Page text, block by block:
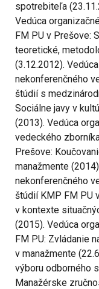
spotrebiteľa
Vedúca
FM PU v Prešove:
teoretické,
(3.12.2012).
nekonferenčného
štúdií s
Sociálne javy v
(2013). Vedúca
vedeckého
Prešove:
manažmente
nekonferenčného
štúdií KMP FM PU
v kontexte
(2015). Vedúca
FM PU: Zvládanie
v manažmente
výboru odborného
Manažérske